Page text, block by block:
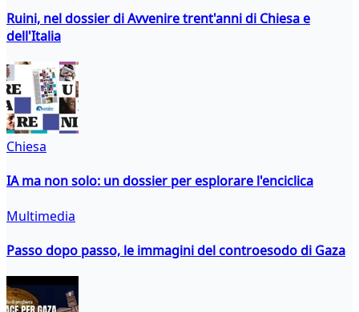
Ruini, nel dossier di Avvenire trent'anni di Chiesa e
dell'Italia
Chiesa
IA ma non solo: un dossier per esplorare l'enciclica
Multimedia
Passo dopo passo, le immagini del controesodo di Gaza